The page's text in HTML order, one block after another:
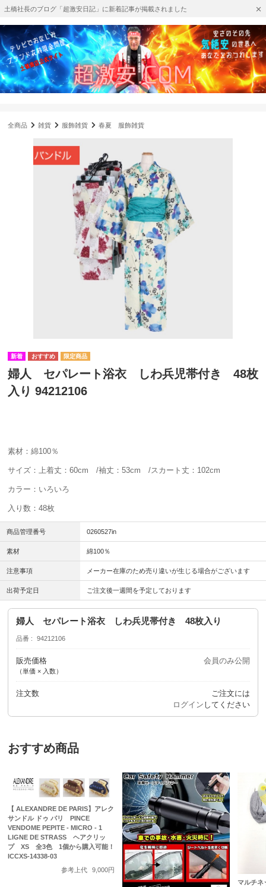
土橋社長のブログ「超激安日記」に新着記事が掲載されました
全商品 雑貨 服飾雑貨 春夏 服飾雑貨
婦人 セパレート浴衣 しわ兵児帯付き 48枚
入り 94212106
素材：綿100％
サイズ：上着丈：60cm /袖丈：53cm /スカート丈：102cm
カラー：いろいろ
入り数：48枚
商品管理番号 0260527in
素材 綿100％
注意事項 メーカー在庫のため売り違いが生じる場合がございます
出荷予定日 ご注文後一週間を予定しております
婦人 セパレート浴衣 しわ兵児帯付き 48枚入り
品番 94212106
販売価格
（単価 × 入数）
会員のみ公開
注文数
ご注文には
ログイン してください
おすすめ商品
【 ALEXANDRE DE PARIS】アレク
サンドル ドゥ パリ PINCE
VENDOME PEPITE - MICRO - 1
LIGNE DE STRASS ヘアクリッ
プ XS 全3色 1個から購入可能！
ICCXS-14338-03
参考上代
9,000円
マルチ